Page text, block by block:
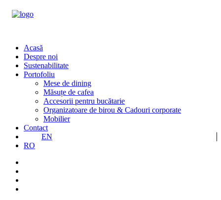
Acasă
Despre noi
Sustenabilitate
Portofoliu
Mese de dining
Măsuțe de cafea
Accesorii pentru bucătarie
Organizatoare de birou & Cadouri corporate
Mobilier
Contact
EN
RO